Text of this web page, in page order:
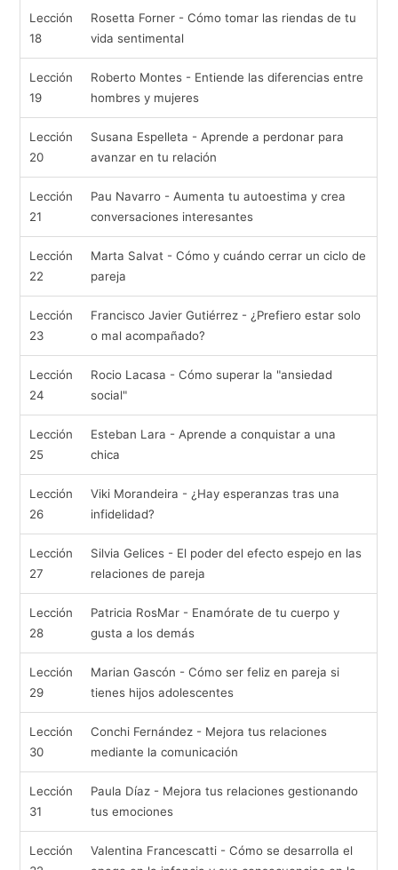
Lección
18
Rosetta Forner - Cómo tomar las riendas de tu
vida sentimental
Lección
19
Roberto Montes - Entiende las diferencias entre
hombres y mujeres
Lección
20
Susana Espelleta - Aprende a perdonar para
avanzar en tu relación
Lección
21
Pau Navarro - Aumenta tu autoestima y crea
conversaciones interesantes
Lección
22
Marta Salvat - Cómo y cuándo cerrar un ciclo de
pareja
Lección
23
Francisco Javier Gutiérrez - ¿Prefiero estar solo
o mal acompañado?
Lección
24
Rocio Lacasa - Cómo superar la "ansiedad
social"
Lección
25
Esteban Lara - Aprende a conquistar a una
chica
Lección
26
Viki Morandeira - ¿Hay esperanzas tras una
infidelidad?
Lección
27
Silvia Gelices - El poder del efecto espejo en las
relaciones de pareja
Lección
28
Patricia RosMar - Enamórate de tu cuerpo y
gusta a los demás
Lección
29
Marian Gascón - Cómo ser feliz en pareja si
tienes hijos adolescentes
Lección
30
Conchi Fernández - Mejora tus relaciones
mediante la comunicación
Lección
31
Paula Díaz - Mejora tus relaciones gestionando
tus emociones
Lección
Valentina Francescatti - Cómo se desarrolla el